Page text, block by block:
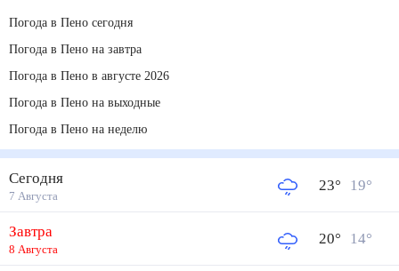
Погода в Пено сегодня
Погода в Пено на завтра
Погода в Пено в августе 2026
Погода в Пено на выходные
Погода в Пено на неделю
Сегодня
7 Августа
23° 19°
Завтра
8 Августа
20° 14°